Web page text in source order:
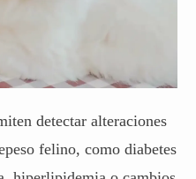
detectar alteraciones
felino, como diabetes